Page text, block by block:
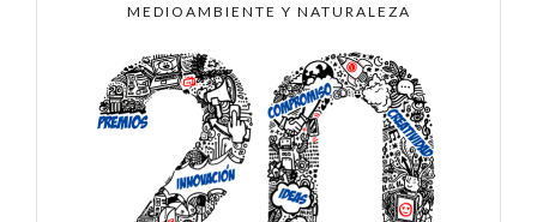
MEDIOAMBIENTE Y NATURALEZA